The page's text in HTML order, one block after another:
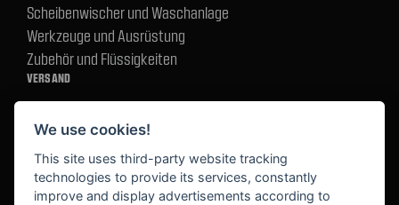
Scheibenwischer und Waschanlage
Werkzeuge und Ausrüstung
Zubehör und Flüssigkeiten
VERSAND
We use cookies!
This site uses third-party website tracking
technologies to provide its services, constantly
improve and display advertisements according to